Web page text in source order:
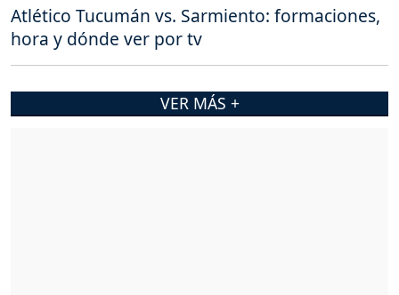
Atlético Tucumán vs. Sarmiento: formaciones,
hora y dónde ver por tv
VER MÁS +